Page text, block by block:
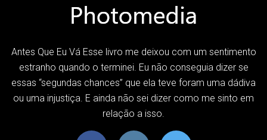
Antes Que Eu Vá Esse livro me deixou com um sentimento
estranho quando o terminei. Eu não conseguia dizer se
essas “segundas chances” que ela teve foram uma dádiva
ou uma injustiça. E ainda não sei dizer como me sinto em
relação a isso.